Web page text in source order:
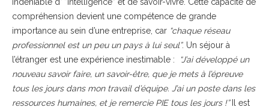
compréhension devient une compétence de grande
importance au sein d’une entreprise, car “chaque réseau
professionnel est un peu un pays à lui seul”. Un séjour à
l’étranger est une expérience inestimable :
“J’ai développé un
nouveau savoir faire, un savoir-être, que je mets à l’épreuve
tous les jours dans mon travail d’équipe. J’ai un poste dans les
ressources humaines, et je remercie PIE tous les jours !”Il est